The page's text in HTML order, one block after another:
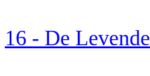
16 - De Levende